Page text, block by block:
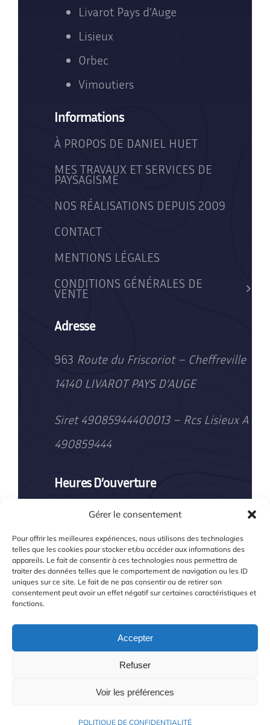
Gérer le consentement
Pour offrir les meilleures expériences, nous utilisons des technologies
telles que les cookies pour stocker et/ou accéder aux informations des
appareils. Le fait de consentir à ces technologies nous permettra de
traiter des données telles que le comportement de navigation ou les ID
uniques sur ce site. Le fait de ne pas consentir ou de retirer son
consentement peut avoir un effet négatif sur certaines caractéristiques et
fonctions.
Accepter
Refuser
Voir les préférences
POLITIQUE DE CONFIDENTIALITÉ
Livarot Pays d’Auge
Lisieux
Orbec
Vimoutiers
Informations
À PROPOS DE DANIEL HUET
MES TRAVAUX ET SERVICES DE
PAYSAGISME
NOS RÉALISATIONS DEPUIS 2009
CONTACT
MENTIONS LÉGALES
CONDITIONS GÉNÉRALES DE
VENTE
Adresse
963 Route du Friscoriot – Cheffreville
14140 LIVAROT PAYS D’AUGE
Siret 49085944400013 – Rcs Lisieux A
490859444
Heures D’ouverture
Du lundi au vendredi : 8h00–19h00
Samedi (hors jours fériés) : 8h00–
16h00
2009 DanielTousServices.fr. All rights
reserved.